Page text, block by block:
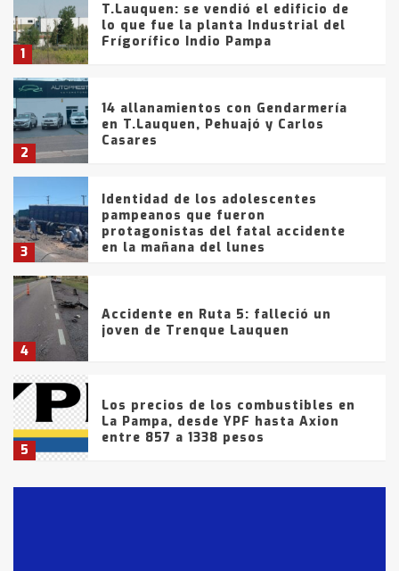
1
T.Lauquen: se vendió el edificio de
lo que fue la planta Industrial del
Frígorífico Indio Pampa
2
14 allanamientos con Gendarmería
en T.Lauquen, Pehuajó y Carlos
Casares
3
Identidad de los adolescentes
pampeanos que fueron
protagonistas del fatal accidente
en la mañana del lunes
4
Accidente en Ruta 5: falleció un
joven de Trenque Lauquen
5
Los precios de los combustibles en
La Pampa, desde YPF hasta Axion
entre 857 a 1338 pesos